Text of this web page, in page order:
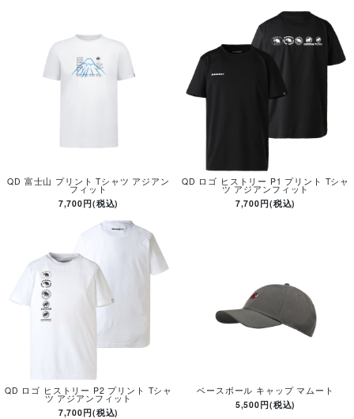
QD 富士山 プリント Tシャツ アジアン
フィット
7,700円(税込)
QD ロゴ ヒストリー P1 プリント Tシャ
ツ アジアンフィット
7,700円(税込)
QD ロゴ ヒストリー P2 プリント Tシャ
ツ アジアンフィット
7,700円(税込)
ベースボール キャップ マムート
5,500円(税込)